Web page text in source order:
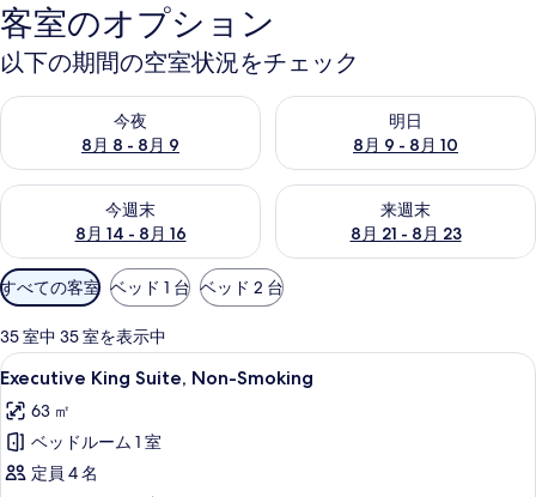
ン
の
写
ギ
ャ
ラ
リ
ー
客室のオプション
以下の期間の空室状況をチェック
今夜
8月 8 - 8月 9
今夜 8月 8 - 8月 9 の空室状況をチェック
明日
8月 9 - 8月 10
明日 8月 9 - 8月 10 の空室状
今週末
8月 14 - 8月 16
今週末 8月 14 - 8月 16 の空室状況をチェック
来週末
8月 21 - 8月 23
来週末 8月 21 - 8月 23 の空室
利
用
可
能
な
客
室
の
すべての客室 ベッド 1 台 ベッド 2 台
35 室中 35 室を表示中
Executive
King
Suite,
Non-
Smoking
羽毛の掛け布団、ピロートップベッ
7
Executive King Suite, Non-Smoking
63 ㎡
ベッドルーム 1 室
定員 4 名